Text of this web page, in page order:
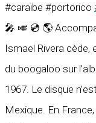
#caraïbe #portorico
🎤 🎺 💿 🌎
Ismael Rivera cède,
du boogaloo sur
1967. Le disque
Mexique. En